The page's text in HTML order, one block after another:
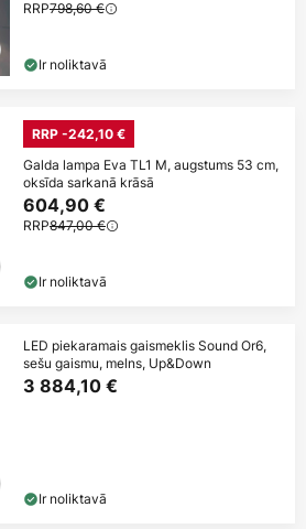
RRP798,60 €
Ir noliktavā
RRP -242,10 €
Galda lampa Eva TL1 M, augstums 53 cm,
oksīda sarkanā krāsā
604,90 €
RRP847,00 €
Ir noliktavā
LED piekaramais gaismeklis Sound Or6,
sešu gaismu, melns, Up&Down
3 884,10 €
Ir noliktavā